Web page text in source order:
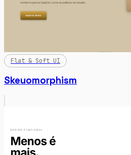
Flat & Soft UI
Skeuomorphism